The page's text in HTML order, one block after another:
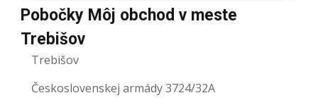
Pobočky Môj obchod v meste
Trebišov
Trebišov
Československej armády 3724/32A